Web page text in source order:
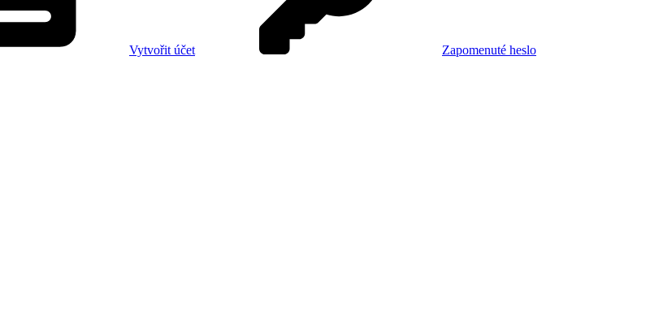
Vytvořit účet Zapomenuté heslo